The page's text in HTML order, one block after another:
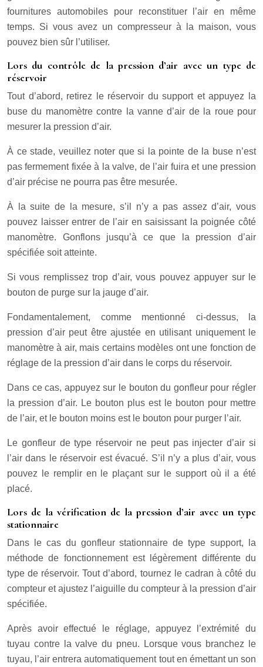
fournitures automobiles pour reconstituer l’air en même
temps. Si vous avez un compresseur à la maison, vous
pouvez bien sûr l’utiliser.
Lors du contrôle de la pression d’air avec un type de
réservoir
Tout d’abord, retirez le réservoir du support et appuyez la
buse du manomètre contre la vanne d’air de la roue pour
mesurer la pression d’air.
À ce stade, veuillez noter que si la pointe de la buse n’est
pas fermement fixée à la valve, de l’air fuira et une pression
d’air précise ne pourra pas être mesurée.
À la suite de la mesure, s’il n’y a pas assez d’air, vous
pouvez laisser entrer de l’air en saisissant la poignée côté
manomètre. Gonflons jusqu’à ce que la pression d’air
spécifiée soit atteinte.
Si vous remplissez trop d’air, vous pouvez appuyer sur le
bouton de purge sur la jauge d’air.
Fondamentalement, comme mentionné ci-dessus, la
pression d’air peut être ajustée en utilisant uniquement le
manomètre à air, mais certains modèles ont une fonction de
réglage de la pression d’air dans le corps du réservoir.
Dans ce cas, appuyez sur le bouton du gonfleur pour régler
la pression d’air. Le bouton plus est le bouton pour mettre
de l’air, et le bouton moins est le bouton pour purger l’air.
Le gonfleur de type réservoir ne peut pas injecter d’air si
l’air dans le réservoir est évacué. S’il n’y a plus d’air, vous
pouvez le remplir en le plaçant sur le support où il a été
placé.
Lors de la vérification de la pression d’air avec un type
stationnaire
Dans le cas du gonfleur stationnaire de type support, la
méthode de fonctionnement est légèrement différente du
type de réservoir. Tout d’abord, tournez le cadran à côté du
compteur et ajustez l’aiguille du compteur à la pression d’air
spécifiée.
Après avoir effectué le réglage, appuyez l’extrémité du
tuyau contre la valve du pneu. Lorsque vous branchez le
tuyau, l’air entrera automatiquement tout en émettant un son